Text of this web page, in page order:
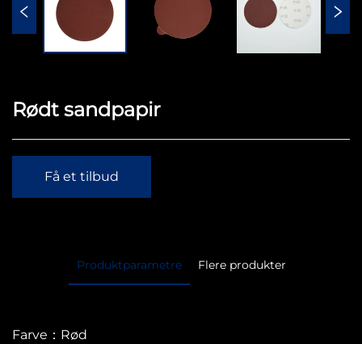
Rødt sandpapir
Få et tilbud
Produktparametre Flere produkter
Farve：Rød